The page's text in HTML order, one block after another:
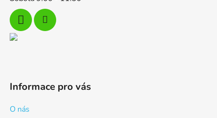
Informace pro vás
O nás